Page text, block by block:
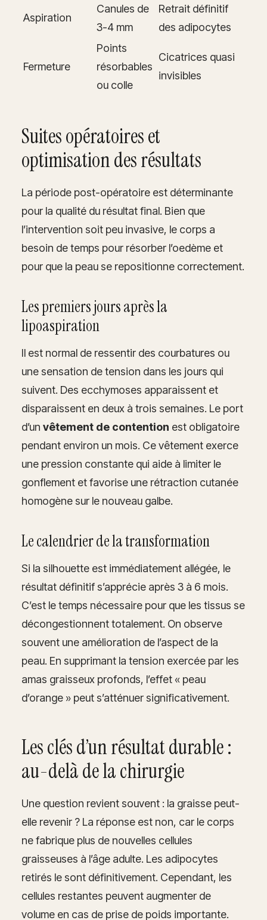
Aspiration
Canules de
3-4 mm
Retrait définitif
des adipocytes
Fermeture
Points
résorbables
ou colle
Cicatrices quasi
invisibles
Suites opératoires et
optimisation des résultats
La période post-opératoire est déterminante
pour la qualité du résultat final. Bien que
l’intervention soit peu invasive, le corps a
besoin de temps pour résorber l’oedème et
pour que la peau se repositionne correctement.
Les premiers jours après la
lipoaspiration
Il est normal de ressentir des courbatures ou
une sensation de tension dans les jours qui
suivent. Des ecchymoses apparaissent et
disparaissent en deux à trois semaines. Le port
d’un vêtement de contention est obligatoire
pendant environ un mois. Ce vêtement exerce
une pression constante qui aide à limiter le
gonflement et favorise une rétraction cutanée
homogène sur le nouveau galbe.
Le calendrier de la transformation
Si la silhouette est immédiatement allégée, le
résultat définitif s’apprécie après 3 à 6 mois.
C’est le temps nécessaire pour que les tissus se
décongestionnent totalement. On observe
souvent une amélioration de l’aspect de la
peau. En supprimant la tension exercée par les
amas graisseux profonds, l’effet « peau
d’orange » peut s’atténuer significativement.
Les clés d’un résultat durable :
au-delà de la chirurgie
Une question revient souvent : la graisse peut-
elle revenir ? La réponse est non, car le corps
ne fabrique plus de nouvelles cellules
graisseuses à l’âge adulte. Les adipocytes
retirés le sont définitivement. Cependant, les
cellules restantes peuvent augmenter de
volume en cas de prise de poids importante.